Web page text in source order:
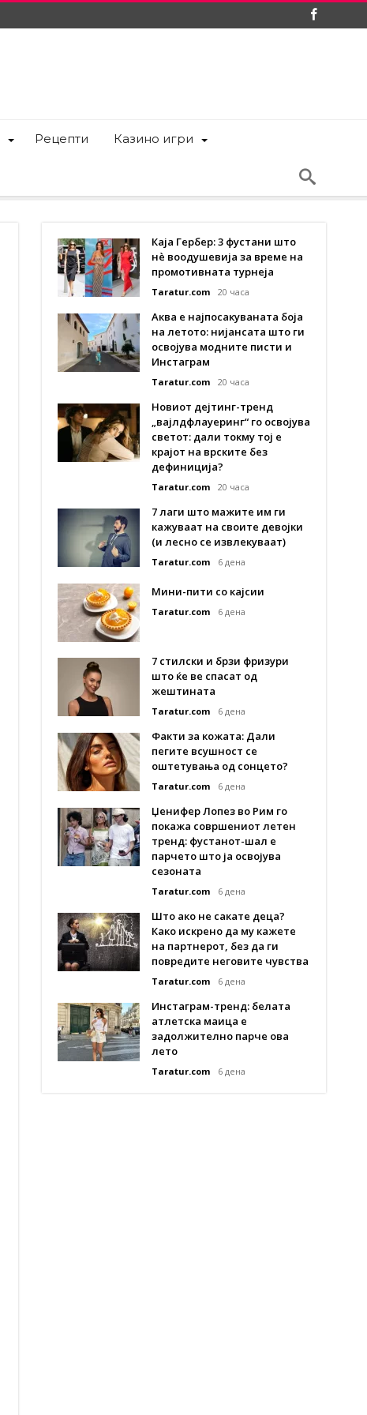
Рецепти Казино игри
Каја Гербер: 3 фустани што
нè воодушевија за време на
промотивната турнеја
Taratur.com 20 часа
Аква е најпосакуваната боја
на летото: нијансата што ги
освојува модните писти и
Инстаграм
Taratur.com 20 часа
Новиот дејтинг-тренд
„вајлдфлауеринг“ го освојува
светот: дали токму тој е
крајот на врските без
дефиниција?
Taratur.com 20 часа
7 лаги што мажите им ги
кажуваат на своите девојки
(и лесно се извлекуваат)
Taratur.com 6 дена
Мини-пити со кајсии
Taratur.com 6 дена
7 стилски и брзи фризури
што ќе ве спасат од
жештината
Taratur.com 6 дена
Факти за кожата: Дали
пегите всушност се
оштетувања од сонцето?
Taratur.com 6 дена
Џенифер Лопез во Рим го
покажа совршениот летен
тренд: фустанот-шал е
парчето што ја освојува
сезоната
Taratur.com 6 дена
Што ако не сакате деца?
Како искрено да му кажете
на партнерот, без да ги
повредите неговите чувства
Taratur.com 6 дена
Инстаграм-тренд: белата
атлетска маица е
задолжително парче ова
лето
Taratur.com 6 дена